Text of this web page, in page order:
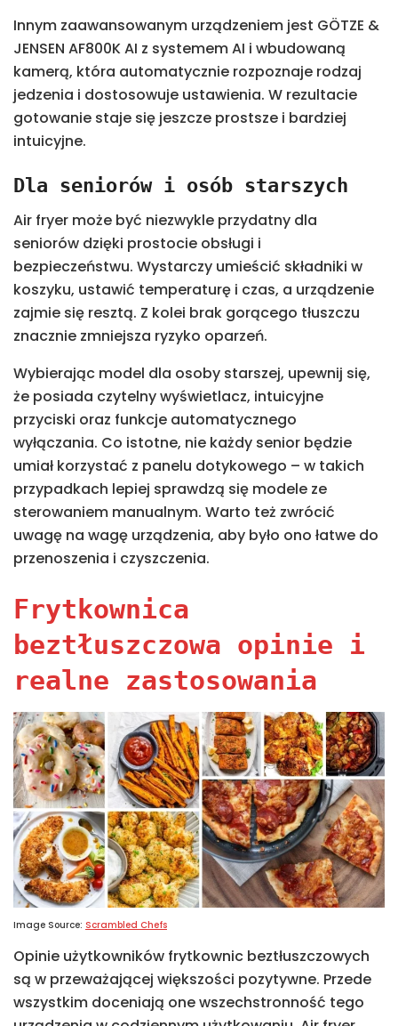
Innym zaawansowanym urządzeniem jest GÖTZE &
JENSEN AF800K AI z systemem AI i wbudowaną
kamerą, która automatycznie rozpoznaje rodzaj
jedzenia i dostosowuje ustawienia. W rezultacie
gotowanie staje się jeszcze prostsze i bardziej
intuicyjne.
Dla seniorów i osób starszych
Air fryer może być niezwykle przydatny dla
seniorów dzięki prostocie obsługi i
bezpieczeństwu. Wystarczy umieścić składniki w
koszyku, ustawić temperaturę i czas, a urządzenie
zajmie się resztą. Z kolei brak gorącego tłuszczu
znacznie zmniejsza ryzyko oparzeń.
Wybierając model dla osoby starszej, upewnij się,
że posiada czytelny wyświetlacz, intuicyjne
przyciski oraz funkcje automatycznego
wyłączania. Co istotne, nie każdy senior będzie
umiał korzystać z panelu dotykowego – w takich
przypadkach lepiej sprawdzą się modele ze
sterowaniem manualnym. Warto też zwrócić
uwagę na wagę urządzenia, aby było ono łatwe do
przenoszenia i czyszczenia.
Frytkownica
beztłuszczowa opinie i
realne zastosowania
Image Source: Scrambled Chefs
Opinie użytkowników frytkownic beztłuszczowych
są w przeważającej większości pozytywne. Przede
wszystkim doceniają one wszechstronność tego